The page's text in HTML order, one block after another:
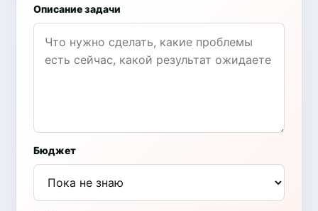
Описание задачи
Бюджет